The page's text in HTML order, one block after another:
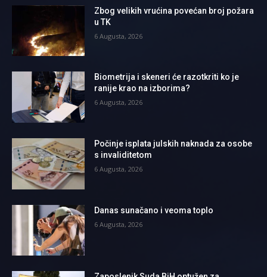
Zbog velikih vrućina povećan broj požara
u TK
6 Augusta, 2026
Biometrija i skeneri će razotkriti ko je
ranije krao na izborima?
6 Augusta, 2026
Počinje isplata julskih naknada za osobe
s invaliditetom
6 Augusta, 2026
Danas sunačano i veoma toplo
6 Augusta, 2026